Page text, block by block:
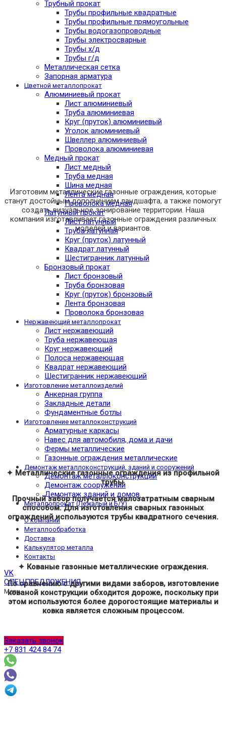
Трубный прокат
Трубы профильные квадратные
Трубы профильные прямоугольные
Трубы водогазопроводные
Трубы электросварные
Трубы х/д
Трубы г/д
Металлическая сетка
Запорная арматура
Цветной металлопрокат
Алюминиевый прокат
Лист алюминиевый
Труба алюминиевая
Круг (пруток) алюминиевый
Уголок алюминиевый
Швеллер алюминиевый
Проволока алюминиевая
Медный прокат
Лист медный
Труба медная
Шина медная
Лента медная
Проволока медная
Латунный прокат
Лист латунный
Труба латунная
Круг (пруток) латунный
Квадрат латунный
Шестигранник латунный
Бронзовый прокат
Лист бронзовый
Труба бронзовая
Круг (пруток) бронзовый
Лента бронзовая
Проволока бронзовая
Нержавеющий металлопрокат
Лист нержавеющий
Труба нержавеющая
Круг нержавеющий
Полоса нержавеющая
Квадрат нержавеющий
Шестигранник нержавеющий
Изготовление металлоизделий
Анкерная группа
Закладные детали
Фундаментные ботлы
Изготовление металлоконструкций
Арматурные каркасы
Навес для автомобиля, дома и дачи
Фермы металлические
Газонные ограждения металлические
Демонтаж металлоконструкций, зданий и сооружений
Демонтаж металлоконструкций
Демонтаж сооружений
Демонтаж зданий и домов.
Металлопрокат (Лежалый и Б/У)
О компании
Металлообработка
Доставка
Калькулятор металла
Контакты
VK
СПЕЦПРЕДЛОЖЕНИЯ
Menu
Заказать звонок
+7 831 424 84 74
Изготовим металлические газонные ограждения, которые
станут достойным дополнением ландшафта, а также помогут
создать визуальное зонирование территории. Наша
компания изготавливает газонные ограждения различных
моделей и вариантов.
✦ Металлические газонные ограждения из профильной
трубы.
Прочный забор получается малозатратным сварным
способом. Для изготовления сварных газонных
ограждений используются трубы квадратного сечения.
✦ Кованые газонные металлические ограждения.
По сравнению с другими видами заборов, изготовление
кованой конструкции обходится дороже, поскольку при
этом используются более дорогостоящие материалы и
ковка является сложным процессом.